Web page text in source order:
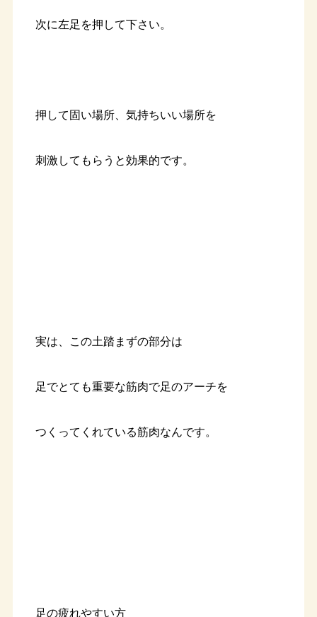
次に左足を押して下さい。
押して固い場所、気持ちいい場所を
刺激してもらうと効果的です。
実は、この土踏まずの部分は
足でとても重要な筋肉で足のアーチを
つくってくれている筋肉なんです。
足の疲れやすい方